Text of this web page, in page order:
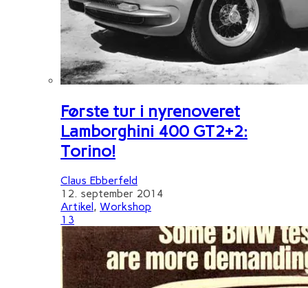
Første tur i nyrenoveret
Lamborghini 400 GT2+2:
Torino!
Claus Ebberfeld
12. september 2014
Artikel , Workshop
13